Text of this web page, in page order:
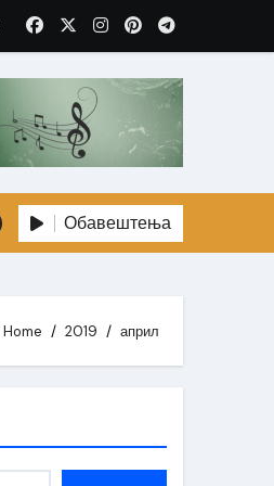
Обавештења
Home 2019 април